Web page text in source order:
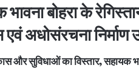
भावना बोहरा के
अधोसंरचना निर्माण
और सुविधाओं का विस्तार, सहायक